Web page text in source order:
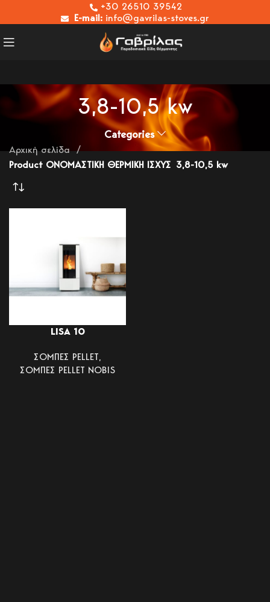
+30 26510 39542
E-mail: info@gavrilas-stoves.gr
3,8-10,5 kw
Categories
Αρχική σελίδα
Product ΟΝΟΜΑΣΤΙΚΗ ΘΕΡΜΙΚΗ ΙΣΧΥΣ 3,8-10,5 kw
LISA 10
ΣΟΜΠΕΣ PELLET,
ΣΟΜΠΕΣ PELLET NOBIS